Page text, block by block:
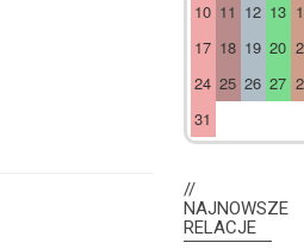
10 11 12 13
17 18 19 20
24 25 26 27
31
NAJNOWSZE
RELACJE